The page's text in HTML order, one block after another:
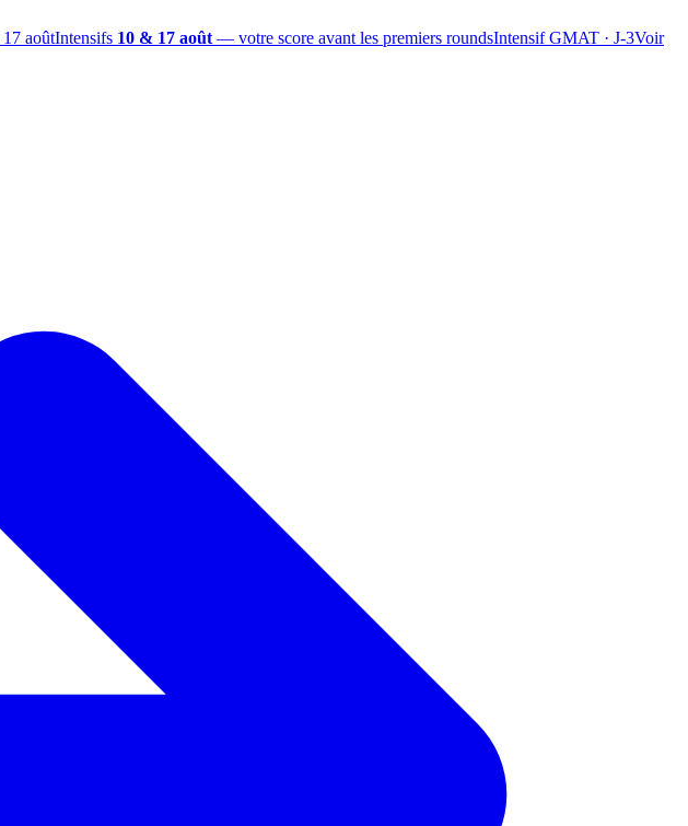
17 aoûtIntensifs 10 & 17 août — votre score avant les premiers roundsIntensif GMAT · J-3Voir